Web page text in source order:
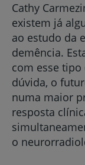
Cathy
existem já
ao estudo da
demência.
com esse
dúvida, o
numa maior
resposta
o